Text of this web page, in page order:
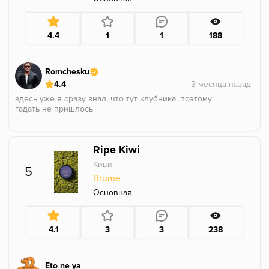
Брать стоит!
4.4 1 1 188
Romchesku
4.4
здесь уже я сразу знал, что тут клубника, поэтому
гадать не пришлось
5
Ripe Kiwi
Киви
Brume
Основная
4.1 3 3 238
Eto ne ya